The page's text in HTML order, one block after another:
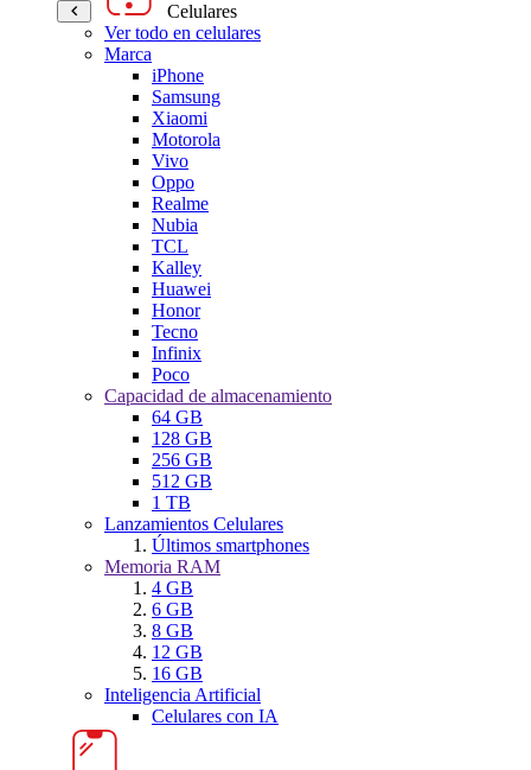
Celulares
Ver todo en celulares
Marca
iPhone
Samsung
Xiaomi
Motorola
Vivo
Oppo
Realme
Nubia
TCL
Kalley
Huawei
Honor
Tecno
Infinix
Poco
Capacidad de almacenamiento
64 GB
128 GB
256 GB
512 GB
1 TB
Lanzamientos Celulares
Últimos smartphones
Memoria RAM
4 GB
6 GB
8 GB
12 GB
16 GB
Inteligencia Artificial
Celulares con IA